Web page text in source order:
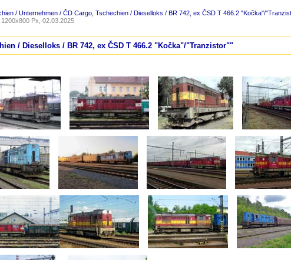
/ Unternehmen / ČD Cargo Tschechien / Dieselloks / BR 742, ex ČSD T 466.2 "Kočka"/
1200x800 Px, 02.03.2025
/ Dieselloks / BR 742, ex ČSD T 466.2 "Kočka"/"Tranzistor""